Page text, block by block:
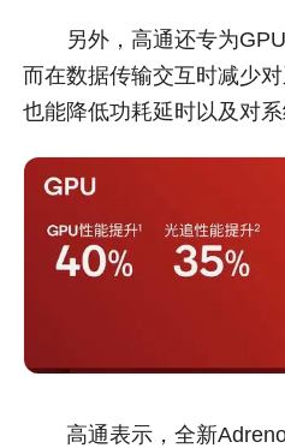
另外，高通还专为GPU
而在数据传输交互时减少
也能降低功耗延时以及对系
高通表示，全新Adreno